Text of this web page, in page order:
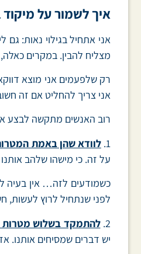
איך לשמור על
אני אתחיל בגילוי נאות:
מצליח להבין. במקרים
רק שלפעמים אני מוצא
אני צריך להחליט אם זה
רוב האנשים מתקשה לבצע
1. לוודא שהן באמת
על זה. כי מישהו שלהב
כשמודעים לזה… אין בעיה
לפני שנתחיל לרוץ לעשות,
2. להתמקד בשלוש מטרות
יש דברים שמסיחים אותנו.